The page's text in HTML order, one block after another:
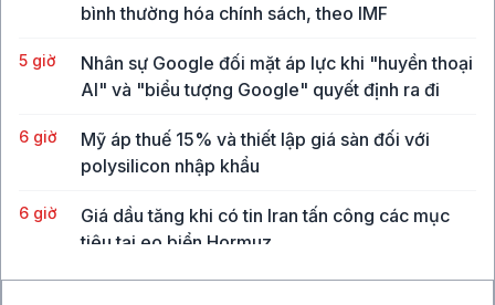
bình thường hóa chính sách, theo IMF
5 giờ
Nhân sự Google đối mặt áp lực khi "huyền thoại
AI" và "biểu tượng Google" quyết định ra đi
6 giờ
Mỹ áp thuế 15% và thiết lập giá sàn đối với
polysilicon nhập khẩu
6 giờ
Giá dầu tăng khi có tin Iran tấn công các mục
tiêu tại eo biển Hormuz